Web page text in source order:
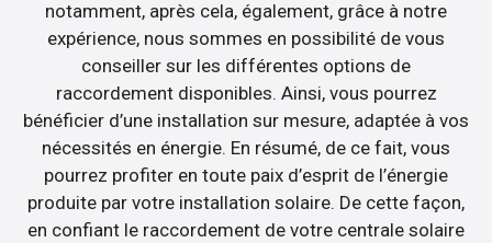
notamment, après cela, également, grâce à notre
expérience, nous sommes en possibilité de vous
conseiller sur les différentes options de
raccordement disponibles. Ainsi, vous pourrez
bénéficier d’une installation sur mesure, adaptée à vos
nécessités en énergie. En résumé, de ce fait, vous
pourrez profiter en toute paix d’esprit de l’énergie
produite par votre installation solaire. De cette façon,
en confiant le raccordement de votre centrale solaire